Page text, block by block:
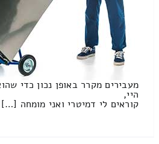
מעבירים מקרר באופן נכון כדי
היי,
קוראים לי דמיטרי ואני מומחה […]